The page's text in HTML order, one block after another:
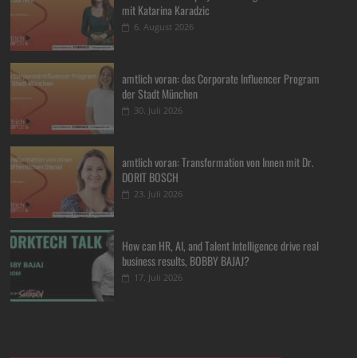
mit Katarina Karadzic
6. August 2026
amtlich voran: das Corporate Influencer Program
der Stadt München
30. Juli 2026
amtlich voran: Transformation von Innen mit Dr.
DORIT BOSCH
23. Juli 2026
How can HR, AI, and Talent Intelligence drive real
business results, BOBBY BAJAJ?
17. Juli 2026